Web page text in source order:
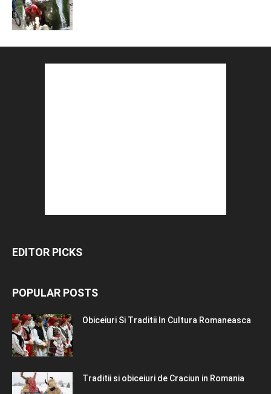
EDITOR PICKS
POPULAR POSTS
Obiceiuri Si Traditii In Cultura Romaneasca
Traditii si obiceiuri de Craciun in Romania